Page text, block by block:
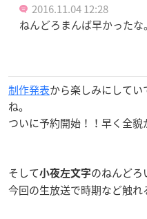
2016.11.04 12:28
ねんどろまんば早かった
制作発表から楽しみにして
ね。
ついに予約開始！！早く全貌
そして小夜左文字のねんどろ
今回の生放送で時期など触れ